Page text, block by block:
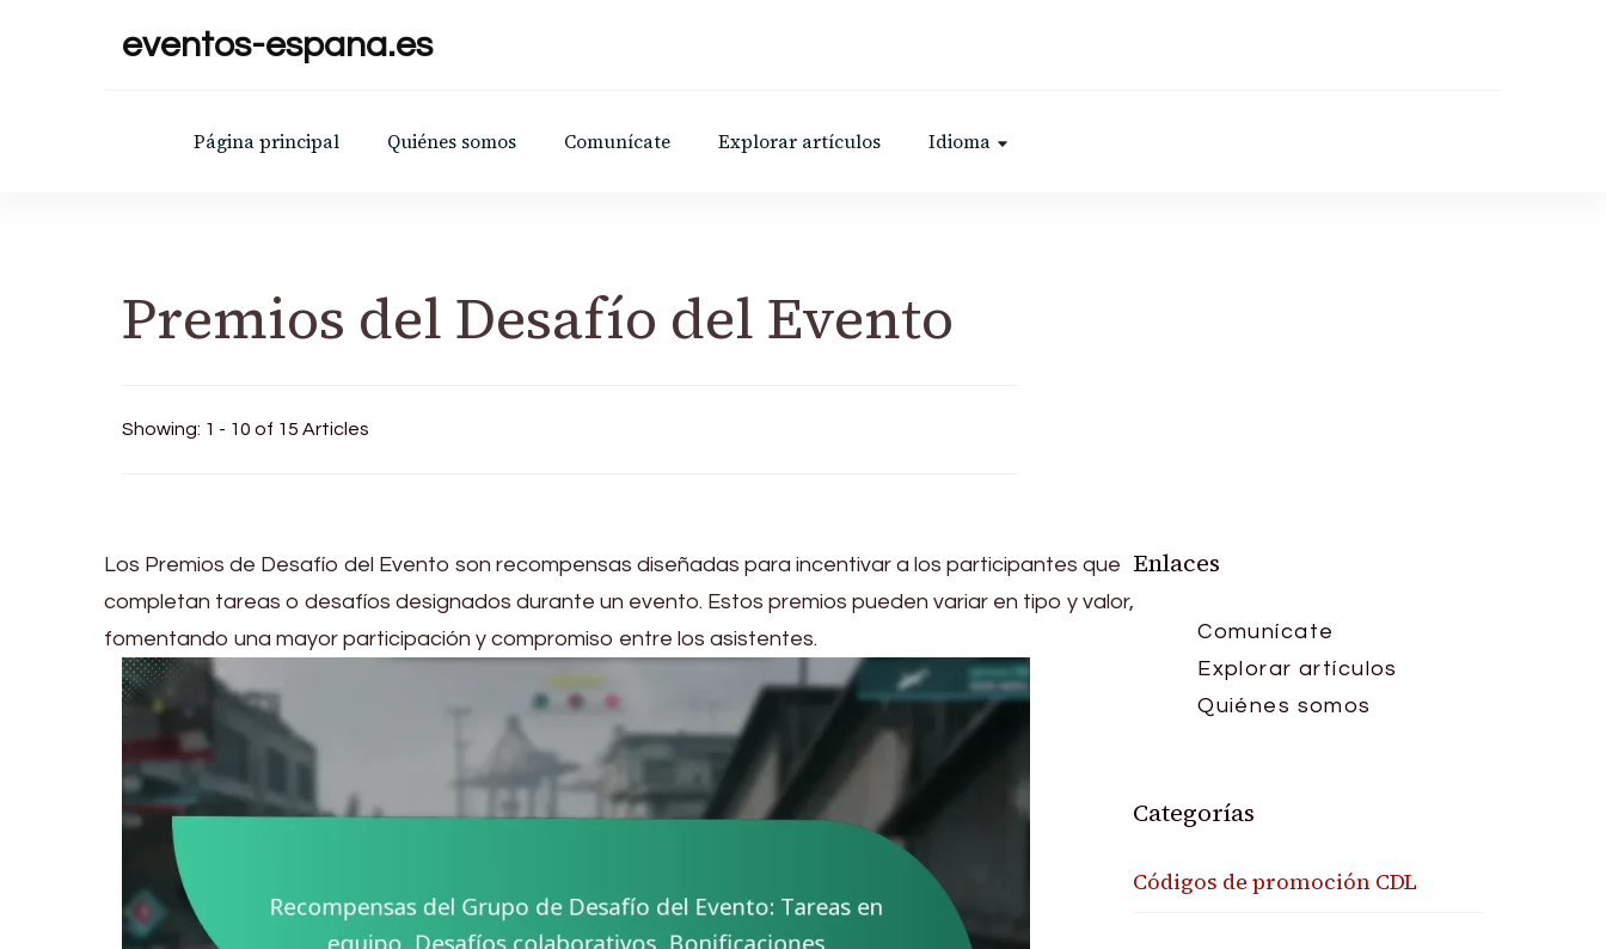
eventos-espana.es
Página principal Quiénes somos Comunícate Explorar artículos Idioma
Premios del Desafío del Evento
Showing: 1 - 10 of 15 Articles
Los Premios de Desafío del Evento son recompensas diseñadas para incentivar a los participantes que
completan tareas o desafíos designados durante un evento. Estos premios pueden variar en tipo y valor,
fomentando una mayor participación y compromiso entre los asistentes.
Enlaces
Comunícate
Explorar artículos
Quiénes somos
Categorías
Códigos de promoción CDL